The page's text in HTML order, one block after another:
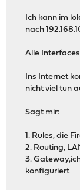
Ich kann im
nach
Alle
Ins Internet
nicht viel tun
Sagt mir:
1. Rules, die
2. Routing,
3.
konfiguriert